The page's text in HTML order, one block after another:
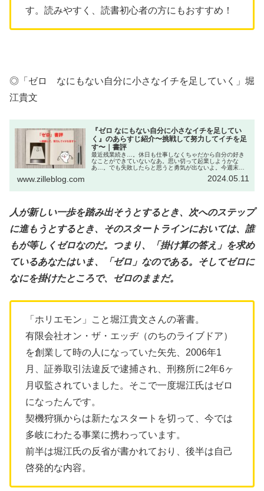
す。読みやすく、読書初心者の方にもおすすめ！
◎「ゼロ なにもない自分に小さなイチを足していく」堀
江貴文
『ゼロ なにもない自分に小さなイチを足してい
く』のあらすじ紹介〜挑戦して努力してイチを足
す〜｜書評
最近残業続き…。休日も仕事しなくちゃだから自分の好き
なことができていないなあ。思い切って起業しようかな
あ…。でも失敗したらと思うと勇気が出ないよ。今週末ま
www.zilleblog.com 2024.05.11
人が新しい一歩を踏み出そうとするとき、次へのステップ
に進もうとするとき、そのスタートラインにおいては、誰
もが等しくゼロなのだ。つまり、「掛け算の答え」を求め
ているあなたはいま、「ゼロ」なのである。そしてゼロに
なにを掛けたところで、ゼロのままだ。
「ホリエモン」こと堀江貴文さんの著書。
有限会社オン・ザ・エッヂ（のちのライブドア）
を創業して時の人になっていた矢先、2006年1
月、証券取引法違反で逮捕され、刑務所に2年6ヶ
月収監されていました。そこで一度堀江氏はゼロ
になったんです。
契機狩猟からは新たなスタートを切って、今では
多岐にわたる事業に携わっています。
前半は堀江氏の反省が書かれており、後半は自己
啓発的な内容。